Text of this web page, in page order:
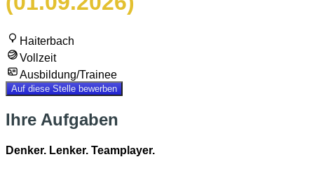
Haiterbach
Vollzeit
Ausbildung/Trainee
Auf diese Stelle bewerben
Ihre Aufgaben
Denker. Lenker. Teamplayer.